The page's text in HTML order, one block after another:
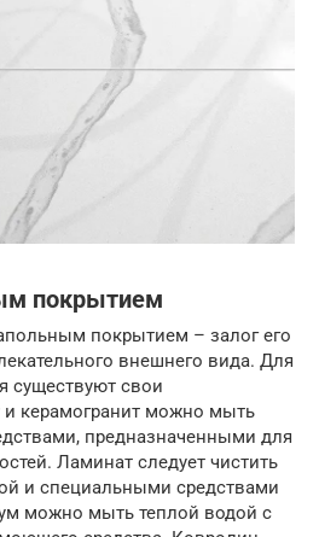
покрытием
покрытием – залог его
внешнего вида. Для
существуют свои
керамогранит можно мыть
предназначенными для
Ламинат следует чистить
и специальными средствами
можно мыть теплой водой с